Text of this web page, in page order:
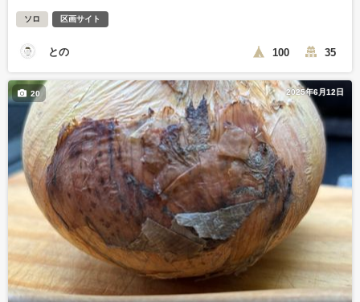
ソロ 区画サイト
との 100 35
2025年6月12日
20